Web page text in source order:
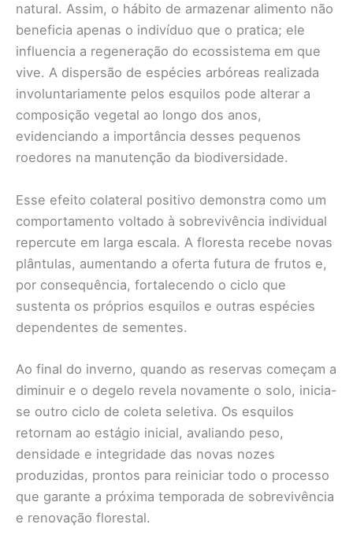
natural. Assim, o hábito de armazenar alimento não
beneficia apenas o indivíduo que o pratica; ele
influencia a regeneração do ecossistema em que
vive. A dispersão de espécies arbóreas realizada
involuntariamente pelos esquilos pode alterar a
composição vegetal ao longo dos anos,
evidenciando a importância desses pequenos
roedores na manutenção da biodiversidade.
Esse efeito colateral positivo demonstra como um
comportamento voltado à sobrevivência individual
repercute em larga escala. A floresta recebe novas
plântulas, aumentando a oferta futura de frutos e,
por consequência, fortalecendo o ciclo que
sustenta os próprios esquilos e outras espécies
dependentes de sementes.
Ao final do inverno, quando as reservas começam a
diminuir e o degelo revela novamente o solo, inicia-
se outro ciclo de coleta seletiva. Os esquilos
retornam ao estágio inicial, avaliando peso,
densidade e integridade das novas nozes
produzidas, prontos para reiniciar todo o processo
que garante a próxima temporada de sobrevivência
e renovação florestal.